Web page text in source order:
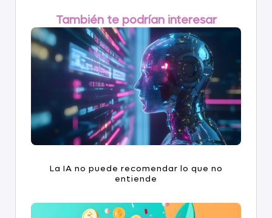
También te podrían interesar
La IA no puede recomendar lo que no
entiende